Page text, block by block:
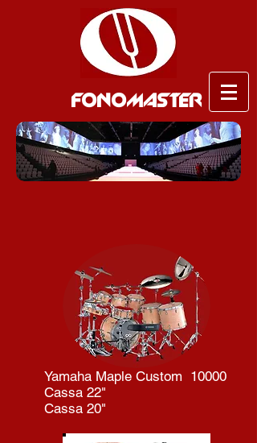
FONOMASTER
Yamaha Maple Custom 10000
Cassa 22"
Cassa 20"